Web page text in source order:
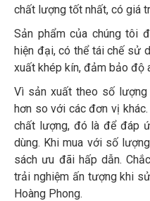
chất lượng tốt nhất, có giá
Sản phẩm của chúng tôi
hiện đại, có thể tái chế sử
xuất khép kín, đảm bảo độ
Vì sản xuất theo số lượng
hơn so với các đơn vị
chất lượng, đó là để đáp
dùng. Khi mua với số
sách ưu đãi hấp dẫn.
trải nghiệm ấn tượng khi
Hoàng Phong.